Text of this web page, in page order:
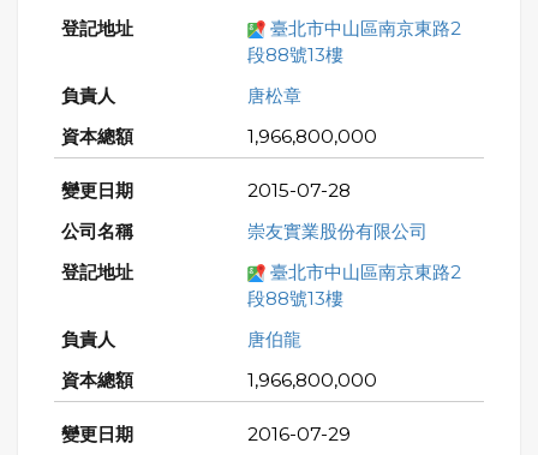
臺北市中山區南京東路2
段88號13樓
唐松章
1,966,800,000
2015-07-28
崇友實業股份有限公司
臺北市中山區南京東路2
段88號13樓
唐伯龍
1,966,800,000
2016-07-29